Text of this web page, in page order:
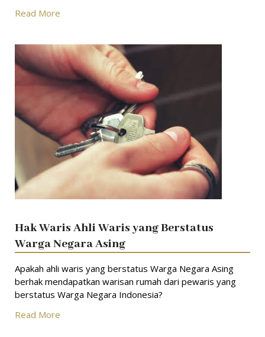
Read More
Hak Waris Ahli Waris yang Berstatus
Warga Negara Asing
Apakah ahli waris yang berstatus Warga Negara Asing
berhak mendapatkan warisan rumah dari pewaris yang
berstatus Warga Negara Indonesia?
Read More